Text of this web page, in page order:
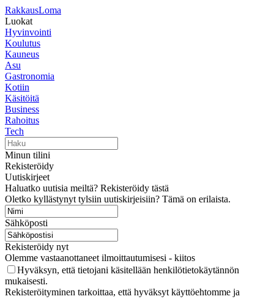
RakkausLoma
Luokat
Hyvinvointi
Koulutus
Kauneus
Asu
Gastronomia
Kotiin
Käsitöitä
Business
Rahoitus
Tech
Minun tilini
Rekisteröidy
Uutiskirjeet
Haluatko uutisia meiltä? Rekisteröidy tästä
Oletko kyllästynyt tylsiin uutiskirjeisiin? Tämä on erilaista.
Sähköposti
Rekisteröidy nyt
Olemme vastaanottaneet ilmoittautumisesi - kiitos
Hyväksyn, että tietojani käsitellään henkilötietokäytännön
mukaisesti.
Rekisteröityminen tarkoittaa, että hyväksyt käyttöehtomme ja